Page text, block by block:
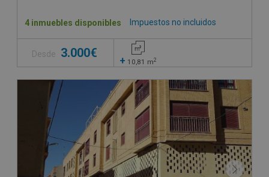
Impuestos no incluidos
4 inmuebles disponibles
Desde 3.000€
+ 10,81 m2